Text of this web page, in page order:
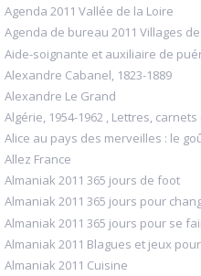
Agenda 2011 Vallée de la Loire
Agenda de bureau 2011 Villages
Aide-soignante et auxiliaire de
Alexandre Cabanel, 1823-1889
Alexandre Le Grand
Algérie, 1954-1962 , Lettres,
Alice au pays des merveilles : le
Allez France
Almaniak 2011 365 jours de foot
Almaniak 2011 365 jours pour
Almaniak 2011 365 jours pour se
Almaniak 2011 Blagues et jeux
Almaniak 2011 Cuisine